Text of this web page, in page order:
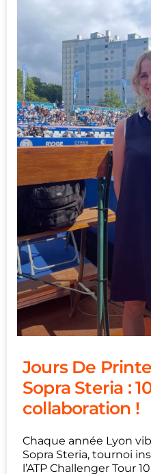
Jours De
Sopra Steria :
collaboration !
Chaque année Lyon
Sopra Steria, tournoi
l’ATP Challenger Tour